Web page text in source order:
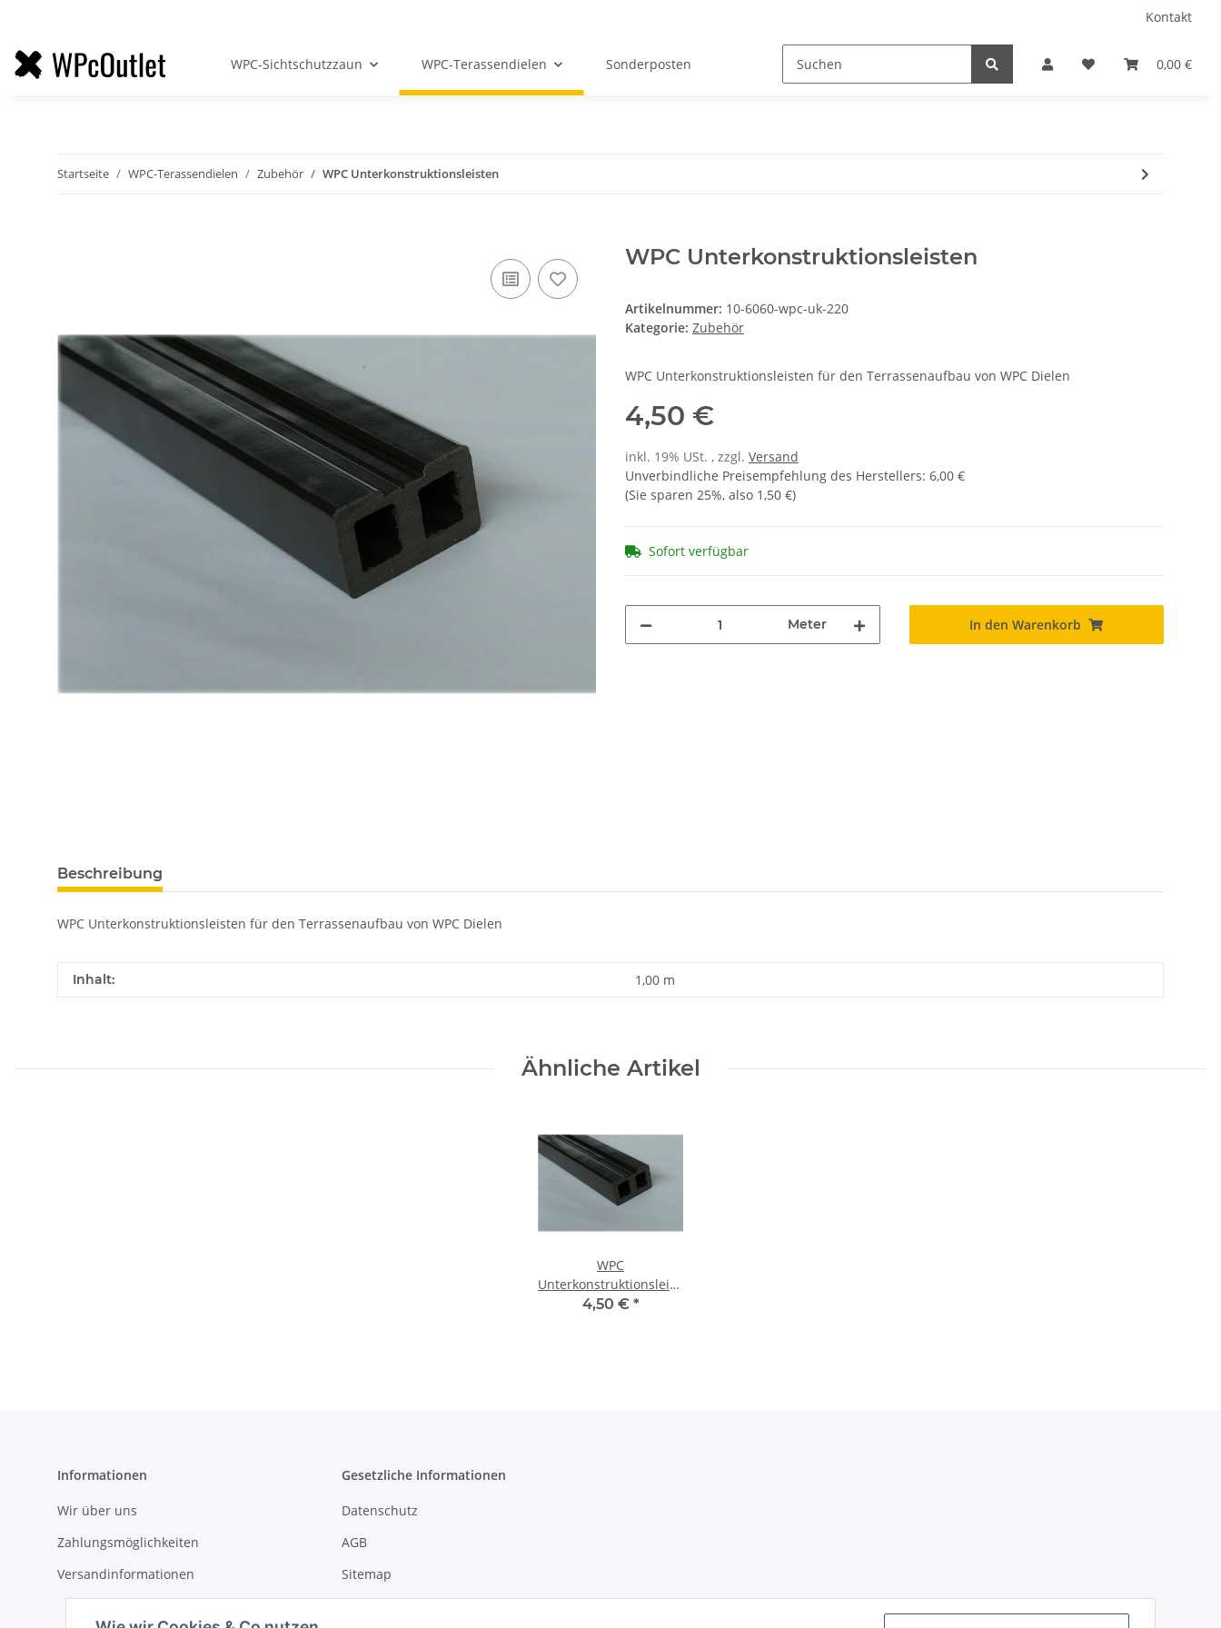
Kontakt
0,00 €
WPC-Sichtschutzzaun WPC-Terassendielen Sonderposten
Startseite WPC-Terassendielen Zubehör WPC Unterkonstruktionsleisten
WPC Unterkonstruktionsleisten
Artikelnummer: 10-6060-wpc-uk-220
Kategorie: Zubehör
WPC Unterkonstruktionsleisten für den Terrassenaufbau von WPC Dielen
4,50 €
inkl. 19% USt. , zzgl. Versand
Unverbindliche Preisempfehlung des Herstellers: 6,00 €
(Sie sparen 25%, also 1,50 €)
Sofort verfügbar
Meter In den Warenkorb
Beschreibung
WPC Unterkonstruktionsleisten für den Terrassenaufbau von WPC Dielen
Inhalt: 1,00 m
Ähnliche Artikel
WPC
Unterkonstruktionsleisten
180
4,50 € *
Informationen
Wir über uns
Zahlungsmöglichkeiten
Versandinformationen
Gesetzliche Informationen
Datenschutz
AGB
Sitemap